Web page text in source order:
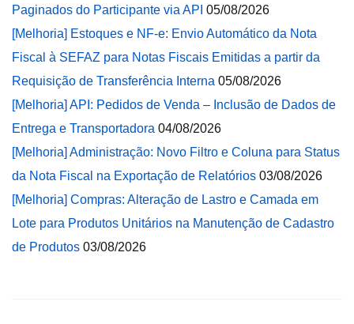
Paginados do Participante via API 05/08/2026
[Melhoria] Estoques e NF-e: Envio Automático da Nota
Fiscal à SEFAZ para Notas Fiscais Emitidas a partir da
Requisição de Transferência Interna 05/08/2026
[Melhoria] API: Pedidos de Venda – Inclusão de Dados de
Entrega e Transportadora 04/08/2026
[Melhoria] Administração: Novo Filtro e Coluna para Status
da Nota Fiscal na Exportação de Relatórios 03/08/2026
[Melhoria] Compras: Alteração de Lastro e Camada em
Lote para Produtos Unitários na Manutenção de Cadastro
de Produtos 03/08/2026